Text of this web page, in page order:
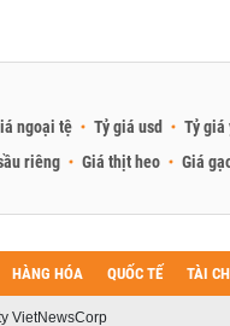
ngoại tệ Tỷ giá usd Tỷ giá
riêng Giá thịt heo Giá
HÀNG HÓA QUỐC TẾ TÀI
VietNewsCorp